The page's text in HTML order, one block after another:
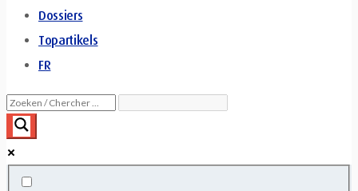
Dossiers
Topartikels
FR